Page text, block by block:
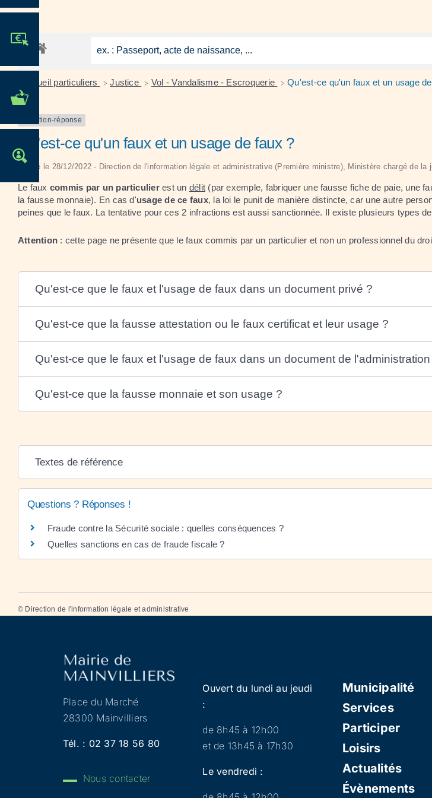
MES DÉMARCHES
OFFRES D'EMPLOI
Accueil particuliers > Justice > Vol - Vandalisme - Escroquerie > Qu'est-ce qu'un faux et un usage
Question-réponse
Qu'est-ce qu'un faux et un usage de faux ?
Vérifié le 28/12/2022 - Direction de l'information légale et administrative (Première ministre), Ministère chargé de la
Le faux commis par un particulierest un délit (par exemple, fabriquer une fausse fiche de paie, une
la fausse monnaie). En cas d'usage de ce faux, la loi le punit de manière distincte, car une autre
peines que le faux. La tentative pour ces 2 infractions est aussi sanctionnée. Il existe plusieurs types
Attention : cette page ne présente que le faux commis par un particulier et non un professionnel du
Qu'est-ce que le faux et l'usage de faux dans un document privé ?
Qu'est-ce que la fausse attestation ou le faux certificat et leur usage ?
Qu'est-ce que le faux et l'usage de faux dans un document de l'administration
Qu'est-ce que la fausse monnaie et son usage ?
Textes de référence
Questions ? Réponses !
Fraude contre la Sécurité sociale : quelles conséquences ?
Quelles sanctions en cas de fraude fiscale ?
© Direction de l'information légale et administrative
Place du Marché
28300 Mainvilliers
Tél. : 02 37 18 56 80
Nous contacter
Ouvert du lundi au jeudi
:
de 8h45 à 12h00
et de 13h45 à 17h30
Le vendredi :
Municipalité
Services
Participer
Loisirs
Actualités
Évènements